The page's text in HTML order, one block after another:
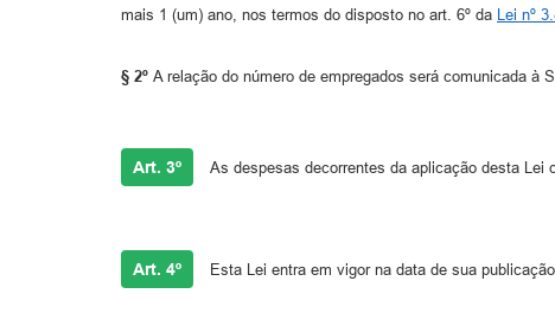
mais 1 (um) ano, nos termos do disposto no art. 6º da Lei nº
§ 2º A relação do número de empregados será comunicada à
Art. 3º As despesas decorrentes da aplicação desta Lei
Art. 4º Esta Lei entra em vigor na data de sua